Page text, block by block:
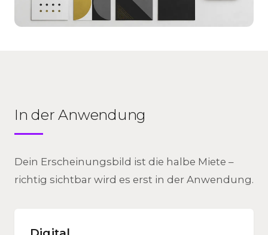
In der Anwendung
Dein Erscheinungsbild ist die halbe Miete –
richtig sichtbar wird es erst in der Anwendung.